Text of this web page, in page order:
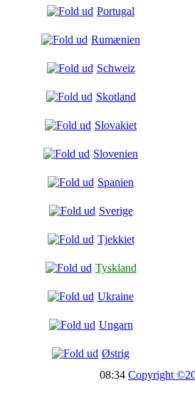
Portugal
Rumænien
Schweiz
Skotland
Slovakiet
Slovenien
Spanien
Sverige
Tjekkiet
Tyskland
Ukraine
Ungarn
Østrig
08:34 Copyright